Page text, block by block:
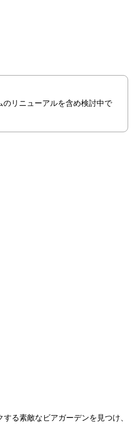
リニューアルを含め検討中で
る素敵なビアガーデンを見つけ、